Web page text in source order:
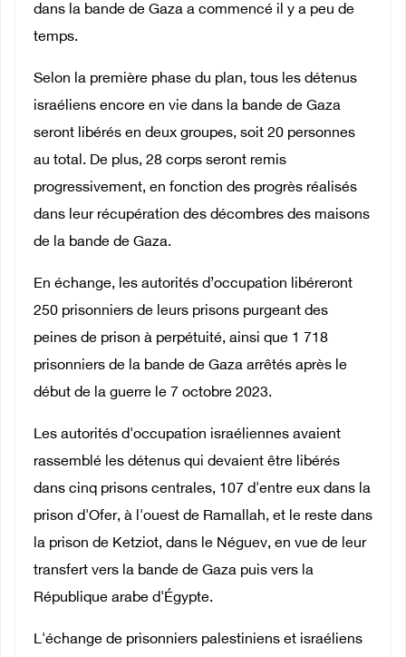
dans la bande de Gaza a commencé il y a peu de
temps.
Selon la première phase du plan, tous les détenus
israéliens encore en vie dans la bande de Gaza
seront libérés en deux groupes, soit 20 personnes
au total. De plus, 28 corps seront remis
progressivement, en fonction des progrès réalisés
dans leur récupération des décombres des maisons
de la bande de Gaza.
En échange, les autorités d’occupation libéreront
250 prisonniers de leurs prisons purgeant des
peines de prison à perpétuité, ainsi que 1 718
prisonniers de la bande de Gaza arrêtés après le
début de la guerre le 7 octobre 2023.
Les autorités d'occupation israéliennes avaient
rassemblé les détenus qui devaient être libérés
dans cinq prisons centrales, 107 d'entre eux dans la
prison d'Ofer, à l'ouest de Ramallah, et le reste dans
la prison de Ketziot, dans le Néguev, en vue de leur
transfert vers la bande de Gaza puis vers la
République arabe d'Égypte.
L'échange de prisonniers palestiniens et israéliens